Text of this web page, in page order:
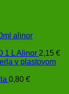
1 L Alinor 2,15 €
0,80 €